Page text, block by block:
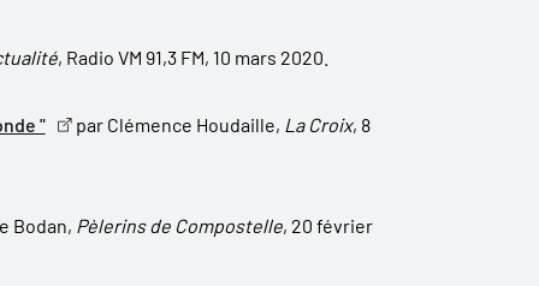
, Radio VM 91,3 FM, 10 mars 2020.
" par Clémence Houdaille, La Croix, 8
Bodan, Pèlerins de Compostelle, 20 février